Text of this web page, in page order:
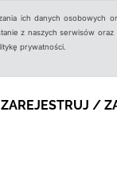
ich danych osobowych
z naszych serwisów
prywatności.
ZAREJESTRUJ /